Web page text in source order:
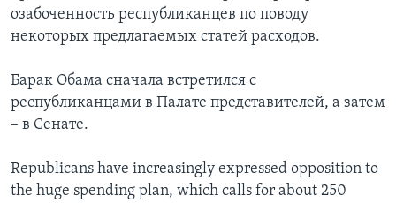
озабоченность республиканцев по поводу
некоторых предлагаемых статей расходов.
Барак Обама сначала встретился с
республиканцами в Палате представителей, а затем
– в Сенате.
Republicans have increasingly expressed opposition to
the huge spending plan, which calls for about 250